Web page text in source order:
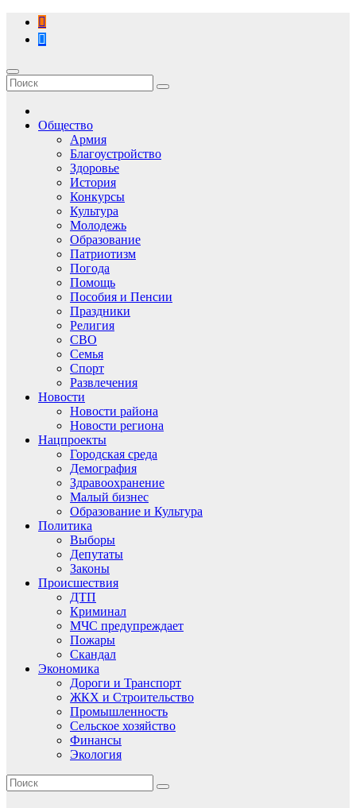
Перейти
содержимому
Общество
Армия
Благоустройство
Здоровье
История
Конкурсы
Культура
Молодежь
Образование
Патриотизм
Погода
Помощь
Пособия и Пенсии
Праздники
Религия
СВО
Семья
Спорт
Развлечения
Новости
Новости района
Новости региона
Нацпроекты
Городская среда
Демография
Здравоохранение
Малый бизнес
Образование и Культура
Политика
Выборы
Депутаты
Законы
Происшествия
ДТП
Криминал
МЧС предупреждает
Пожары
Скандал
Экономика
Дороги и Транспорт
ЖКХ и Строительство
Промышленность
Сельское хозяйство
Финансы
Экология